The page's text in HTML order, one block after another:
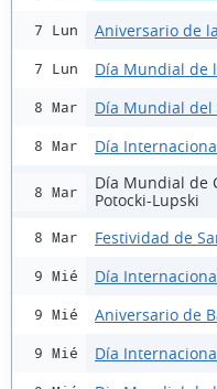
7 Lun Aniversario de
7 Lun Día Mundial de
8 Mar Día Mundial del
8 Mar Día
8 Mar
Día Mundial de
Potocki-Lupski
8 Mar Festividad de
9 Mié Día
9 Mié Aniversario de
9 Mié Día